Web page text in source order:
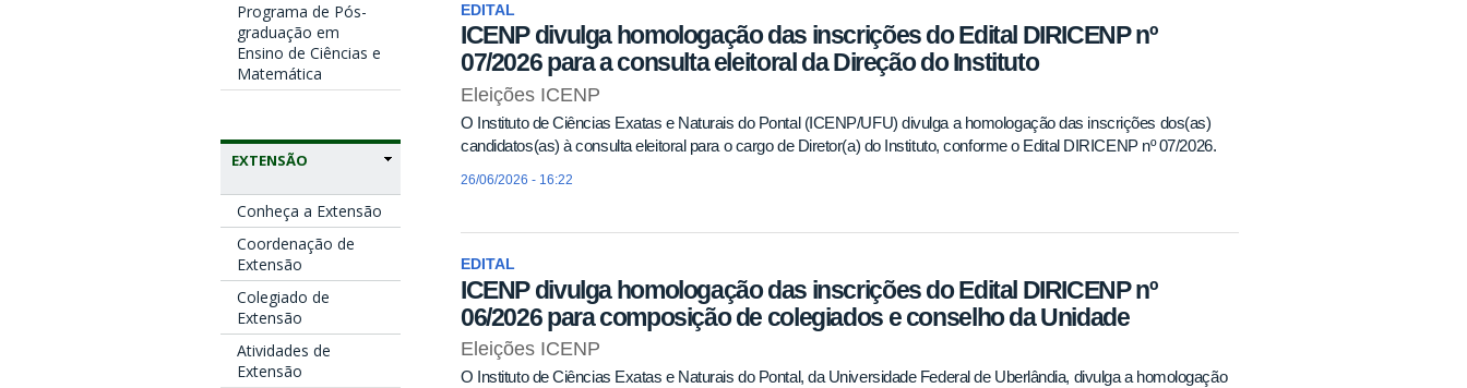
Programa de Pós-
graduação em
Ensino de Ciências e
Matemática
EXTENSÃO
Conheça a Extensão
Coordenação de
Extensão
Colegiado de
Extensão
Atividades de
Extensão
EDITAL
ICENP divulga homologação das inscrições do Edital DIRICENP nº
07/2026 para a consulta eleitoral da Direção do Instituto
Eleições ICENP
O Instituto de Ciências Exatas e Naturais do Pontal (ICENP/UFU) divulga a homologação das inscrições dos(as)
candidatos(as) à consulta eleitoral para o cargo de Diretor(a) do Instituto, conforme o Edital DIRICENP nº 07/2026.
26/06/2026 - 16:22
EDITAL
ICENP divulga homologação das inscrições do Edital DIRICENP nº
06/2026 para composição de colegiados e conselho da Unidade
Eleições ICENP
O Instituto de Ciências Exatas e Naturais do Pontal, da Universidade Federal de Uberlândia, divulga a homologação